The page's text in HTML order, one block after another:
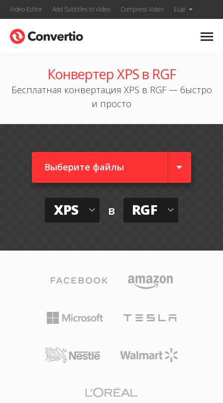
Video Editor Add Subtitles to Video Compress Video Ещё
Конвертер XPS в RGF
Бесплатная конвертация XPS в RGF — быстро
и просто
Выберите файлы
XPS в RGF